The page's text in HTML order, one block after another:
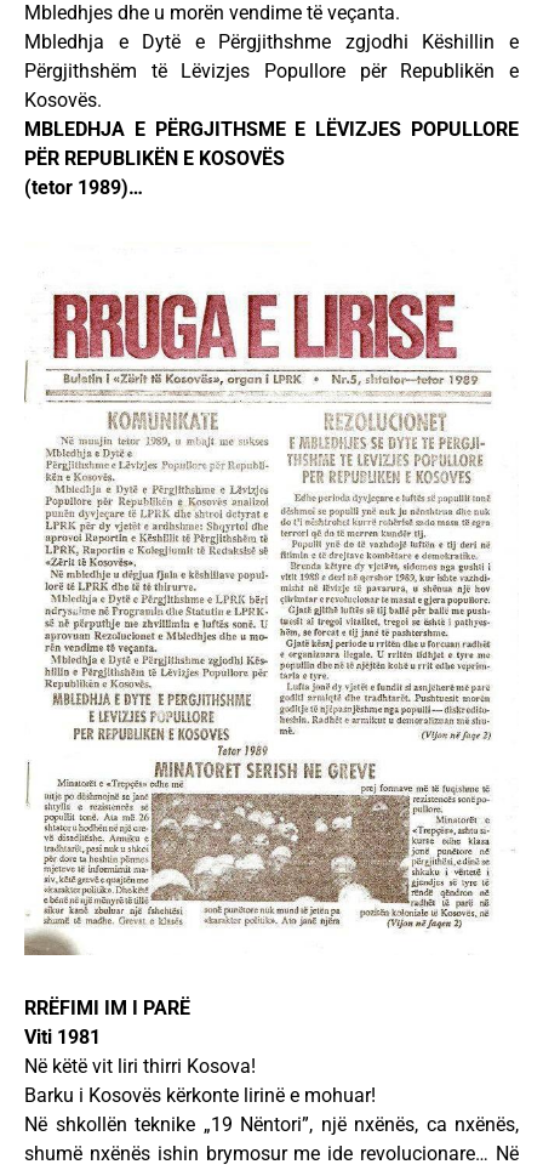
Mbledhjes dhe u morën vendime të veçanta.
Mbledhja e Dytë e Përgjithshme zgjodhi Këshillin e
Përgjithshëm të Lëvizjes Popullore për Republikën e
Kosovës.
MBLEDHJA E PËRGJITHSME E LËVIZJES POPULLORE
PËR REPUBLIKËN E KOSOVËS
(tetor 1989)…
RRËFIMI IM I PARË
Viti 1981
Në këtë vit liri thirri Kosova!
Barku i Kosovës kërkonte lirinë e mohuar!
Në shkollën teknike „19 Nëntori”, një nxënës, ca nxënës,
shumë nxënës ishin brymosur me ide revolucionare… Në